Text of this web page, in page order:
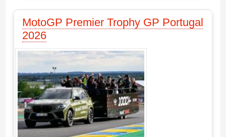
MotoGP Premier Trophy GP Portugal
2026